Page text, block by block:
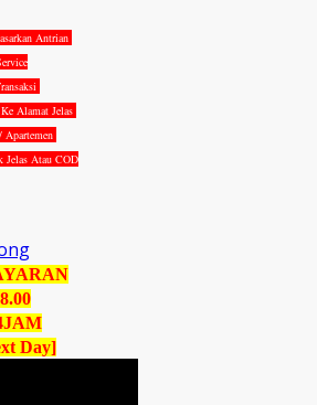
Antrian
Alamat Jelas
Jelas Atau COD
Day]